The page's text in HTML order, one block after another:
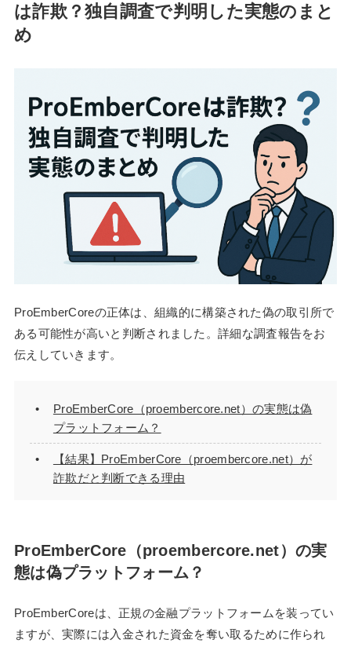
は詐欺？独自調査で判明した実態のまと
め
ProEmberCoreの正体は、組織的に構築された偽の取引所で
ある可能性が高いと判断されました。詳細な調査報告をお
伝えしていきます。
ProEmberCore（proembercore.net）の実態は偽
プラットフォーム？
【結果】ProEmberCore（proembercore.net）が
詐欺だと判断できる理由
ProEmberCore（proembercore.net）の実
態は偽プラットフォーム？
ProEmberCoreは、正規の金融プラットフォームを装ってい
ますが、実際には入金された資金を奪い取るために作られ